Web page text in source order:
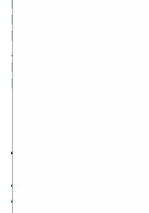
Куприн, Александр
Курков, Андрей
Курляндский,
Александр
Кэри, Мэри
Кэрролл, Льюис
Л
Лагин, Лазарь
Ларри, Ян